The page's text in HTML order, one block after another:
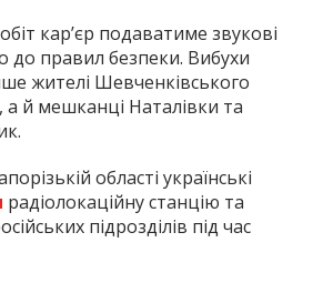
кар’єр подаватиме звукові
до правил безпеки. Вибухи
жителі Шевченківського
й мешканці Наталівки та
області українські
радіолокаційну станцію та
підрозділів під час